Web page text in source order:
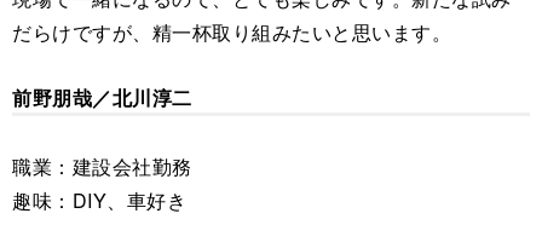
だらけですが、精一杯取り組みたいと思います。
前野朋哉／北川淳二
職業：建設会社勤務
趣味：DIY、車好き